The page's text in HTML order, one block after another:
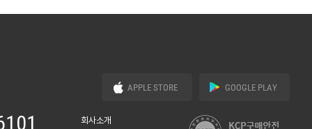
회사소개